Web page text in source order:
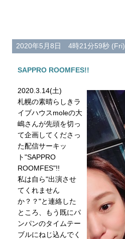
2020年5月8日 4時21分59秒 (Fri)
SAPPRO ROOMFES!!
2020.3.14(土)
札幌の素晴らしきラ
イブハウスmoleの大
嶋さんが先頭を切っ
て企画してくださっ
た配信サーキッ
ト"SAPPRO
ROOMFES"!!
私は自ら"出演させ
てくれません
か？？"と連絡した
ところ、もう既にパ
ンパンのタイムテー
ブルにねじ込んでく